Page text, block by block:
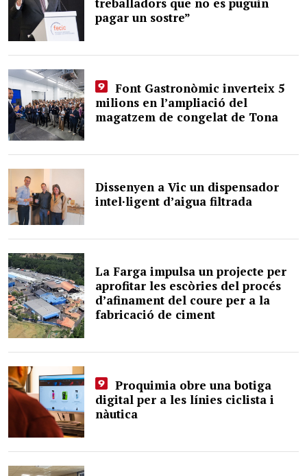
pagar un sostre”
Font Gastronòmic inverteix 5
milions en l’ampliació del
magatzem de congelat de Tona
Dissenyen a Vic un dispensador
intel·ligent d’aigua filtrada
La Farga impulsa un projecte per
aprofitar les escòries del procés
d’afinament del coure per a la
fabricació de ciment
Proquimia obre una botiga
digital per a les línies ciclista i
nàutica